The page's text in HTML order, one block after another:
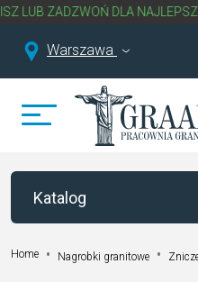
ZADZWOŃ DLA NAJLEPSZEJ
Warszawa
Katalog
Home Nagrobki granitowe